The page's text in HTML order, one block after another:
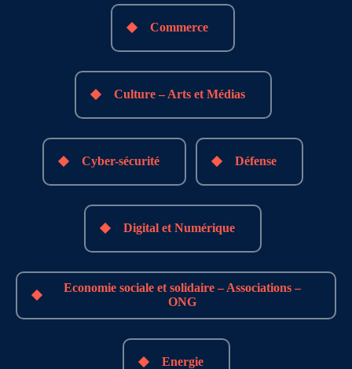
Commerce
Culture – Arts et Médias
Cyber-sécurité Défense
Digital et Numérique
Economie sociale et solidaire – Associations –
ONG
Energie